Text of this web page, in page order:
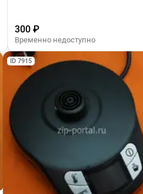
300 ₽
Временно недоступно
ID 7915